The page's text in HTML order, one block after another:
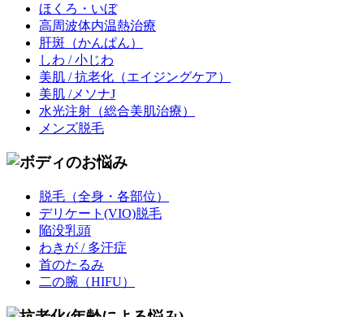
ほくろ・いぼ
高周波体内温熱治療
肝斑 （かんぱん）
しわ / 小じわ
美肌 / 抗老化 （エイジングケア）
美肌 /メソナJ
水光注射 （総合美肌治療）
メンズ脱毛
脱毛 （全身・各部位）
デリケート(VIO)脱毛
陥没乳頭
わきが / 多汗症
首のたるみ
二の腕（HIFU）